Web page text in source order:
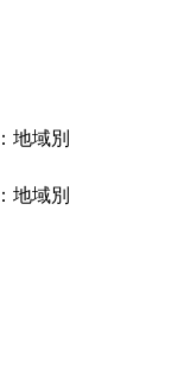
地域別
地域別